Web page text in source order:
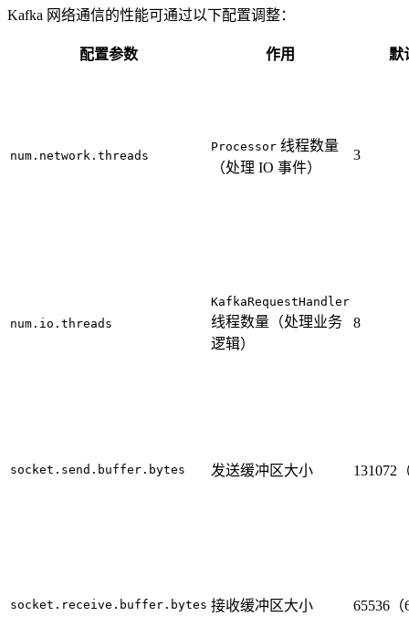
Kafka 网络通信的性能可通过以下配置调整：
配置参数 作用 默
num.network.threads
Processor 线程数量
（处理 IO 事件）
3
num.io.threads
KafkaRequestHandler
线程数量（处理业务
逻辑）
8
socket.send.buffer.bytes 发送缓冲区大小 131072
socket.receive.buffer.bytes 接收缓冲区大小 65536